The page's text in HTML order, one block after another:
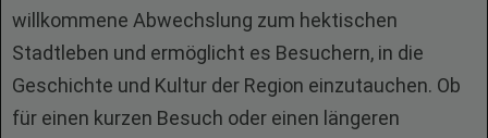
willkommene Abwechslung zum hektischen
Stadtleben und ermöglicht es Besuchern, in die
Geschichte und Kultur der Region einzutauchen. Ob
für einen kurzen Besuch oder einen längeren